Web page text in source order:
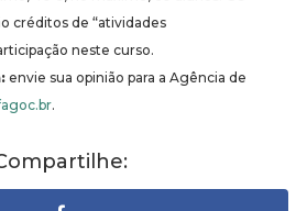
créditos de “atividades
neste curso.
envie sua opinião para a Agência de
.